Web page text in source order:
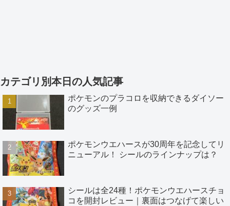
カテゴリ別本日の人気記事
ポケモンのプラコロを収納できるダイソー
のグッズ一例
ポケモンウエハースが30周年を記念してリ
ニューアル！ シールのラインナップは？
シールは全24種！ポケモンウエハースチョ
コを開封レビュー｜裏面はつなげて楽しい